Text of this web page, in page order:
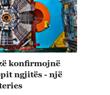
konfirmojnë
ngjitës - një